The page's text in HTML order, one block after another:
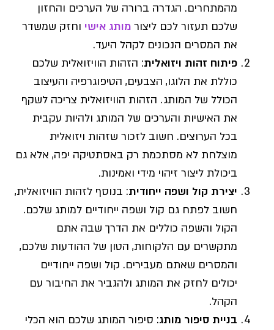
מהמתחרים. הגדרה ברורה של הערכים והחזון
שלכם תעזור לכם ליצור מותג אישי וחזק שמשדר
את המסרים הנכונים לקהל היעד.
פיתוח זהות ויזואלית: הזהות הוויזואלית שלכם
כוללת את הלוגו, הצבעים, הטיפוגרפיה והעיצוב
הכולל של המותג. הזהות הוויזואלית צריכה לשקף
את האישיות והערכים של המותג ולהיות עקבית
בכל הערוצים. חשוב לזכור שזהות ויזואלית
מוצלחת לא מסתכמת רק באסתטיקה יפה, אלא גם
ביכולת ליצור זיהוי מידי ואמינות.
יצירת קול ושפה ייחודית: בנוסף לזהות הוויזואלית,
חשוב לפתח גם קול ושפה ייחודיים למותג שלכם.
הקול והשפה כוללים את הדרך שבה אתם
מתקשרים עם הלקוחות, הטון של ההודעות שלכם,
והמסרים שאתם מעבירים. קול ושפה ייחודיים
יכולים לחזק את המותג ולהגביר את החיבור עם
הקהל.
בניית סיפור מותג: סיפור המותג שלכם הוא הכלי